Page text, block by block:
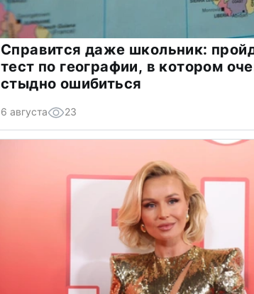
Справится даже школьник:
тест по географии, в котором
стыдно ошибиться
6 августа 23